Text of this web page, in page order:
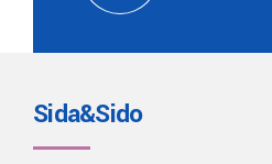
Sida&Sido